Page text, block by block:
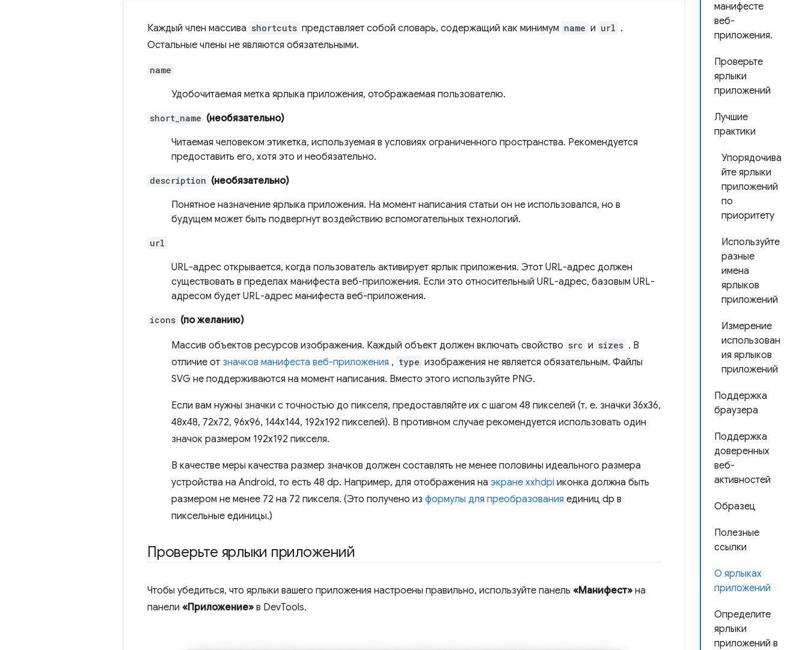
манифесте
веб-
приложения.
Проверьте
ярлыки
приложений
Лучшие
практики
Упорядочива
йте ярлыки
приложений
по
приоритету
Используйте
разные
имена
ярлыков
приложений
Измерение
использован
ия ярлыков
приложений
Поддержка
браузера
Поддержка
доверенных
веб-
активностей
Образец
Полезные
ссылки
О ярлыках
приложений
Определите
ярлыки
приложений в
Каждый член массива shortcuts представляет собой словарь, содержащий как минимум name и url .
Остальные члены не являются обязательными.
name
Удобочитаемая метка ярлыка приложения, отображаемая пользователю.
short_name (необязательно)
Читаемая человеком этикетка, используемая в условиях ограниченного пространства. Рекомендуется
предоставить его, хотя это и необязательно.
description (необязательно)
Понятное назначение ярлыка приложения. На момент написания статьи он не использовался, но в
будущем может быть подвергнут воздействию вспомогательных технологий.
url
URL-адрес открывается, когда пользователь активирует ярлык приложения. Этот URL-адрес должен
существовать в пределах манифеста веб-приложения. Если это относительный URL-адрес, базовым URL-
адресом будет URL-адрес манифеста веб-приложения.
icons (по желанию)
Массив объектов ресурсов изображения. Каждый объект должен включать свойство src и sizes . В
отличие от значков манифеста веб-приложения , type изображения не является обязательным. Файлы
SVG не поддерживаются на момент написания. Вместо этого используйте PNG.
Если вам нужны значки с точностью до пикселя, предоставляйте их с шагом 48 пикселей (т. е. значки 36x36,
48x48, 72x72, 96x96, 144x144, 192x192 пикселей). В противном случае рекомендуется использовать один
значок размером 192x192 пикселя.
В качестве меры качества размер значков должен составлять не менее половины идеального размера
устройства на Android, то есть 48 dp. Например, для отображения на экране xxhdpi иконка должна быть
размером не менее 72 на 72 пикселя. (Это получено из формулы для преобразования единиц dp в
пиксельные единицы.)
Проверьте ярлыки приложений
Чтобы убедиться, что ярлыки вашего приложения настроены правильно, используйте панель «Манифест» на
панели «Приложение» в DevTools.